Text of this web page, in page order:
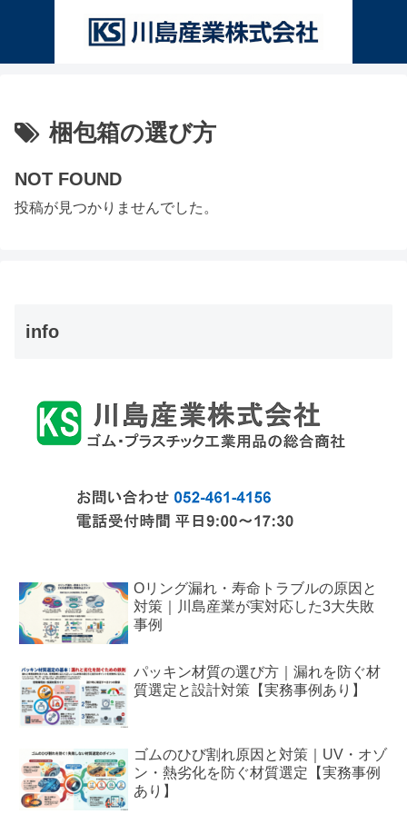
梱包箱の選び方
NOT FOUND
投稿が見つかりませんでした。
info
Oリング漏れ・寿命トラブルの原因と
対策｜川島産業が実対応した3大失敗
事例
パッキン材質の選び方｜漏れを防ぐ材
質選定と設計対策【実務事例あり】
ゴムのひび割れ原因と対策｜UV・オゾ
ン・熱劣化を防ぐ材質選定【実務事例
あり】